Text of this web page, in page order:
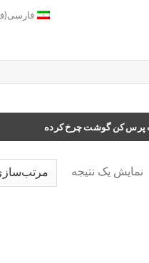
فارسی(
پرس کن گوشت چرخ کرده
نمایش یک نتیجه